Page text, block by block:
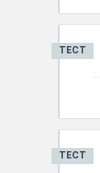
ТЕСТ
ТЕСТ